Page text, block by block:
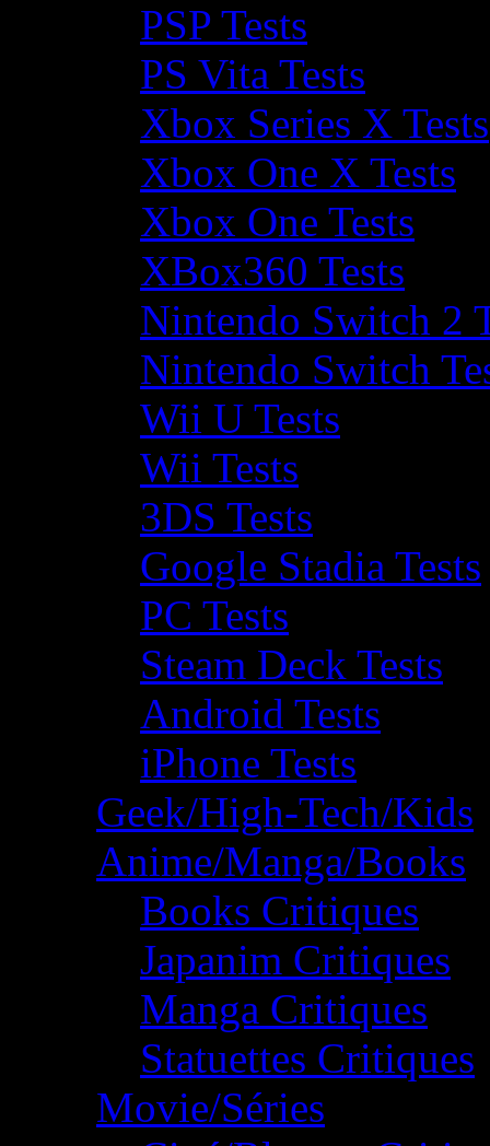
PSP Tests
PS Vita Tests
Xbox Series X Tests
Xbox One X Tests
Xbox One Tests
XBox360 Tests
Nintendo Switch 2
Nintendo Switch
Wii U Tests
Wii Tests
3DS Tests
Google Stadia Tests
PC Tests
Steam Deck Tests
Android Tests
iPhone Tests
Geek/High-Tech/Kids
Anime/Manga/Books
Books Critiques
Japanim Critiques
Manga Critiques
Statuettes Critiques
Movie/Séries